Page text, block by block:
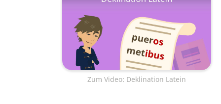
Zum Video: Deklination Latein